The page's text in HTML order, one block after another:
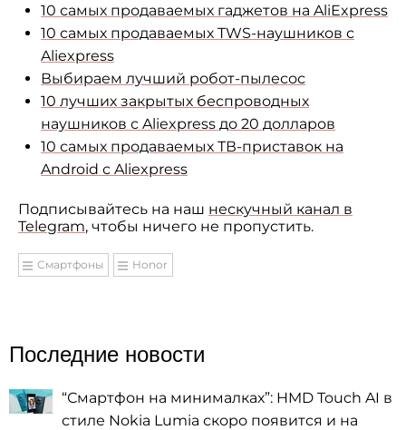
10 самых продаваемых гаджетов на AliExpress
10 самых продаваемых TWS-наушников с
Aliexpress
Выбираем лучший робот-пылесос
10 лучших закрытых беспроводных
наушников с Aliexpress до 20 долларов
10 самых продаваемых ТВ-приставок на
Android с Aliexpress
Подписывайтесь на наш нескучный канал в
Telegram, чтобы ничего не пропустить.
Смартфоны Honor
Последние новости
“Смартфон на минималках”: HMD Touch AI в
стиле Nokia Lumia скоро появится и на